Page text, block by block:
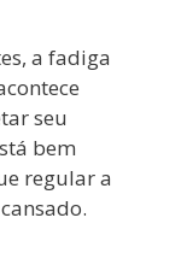
a fadiga
seu
bem
regular a